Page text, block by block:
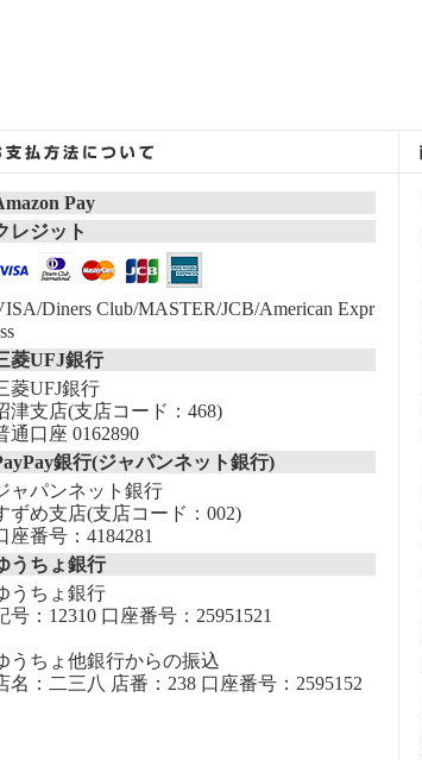
Pay
レジット
Diners Club/MASTER/JCB/American Expr
菱UFJ銀行
菱UFJ銀行
津支店(支店コード：468)
通口座 0162890
銀行(ジャパンネット銀行)
ャパンネット銀行
ずめ支店(支店コード：002)
座番号：4184281
うちょ銀行
うちょ銀行
号：12310 口座番号：25951521
うちょ他銀行からの振込
名：二三八 店番：238 口座番号：2595152